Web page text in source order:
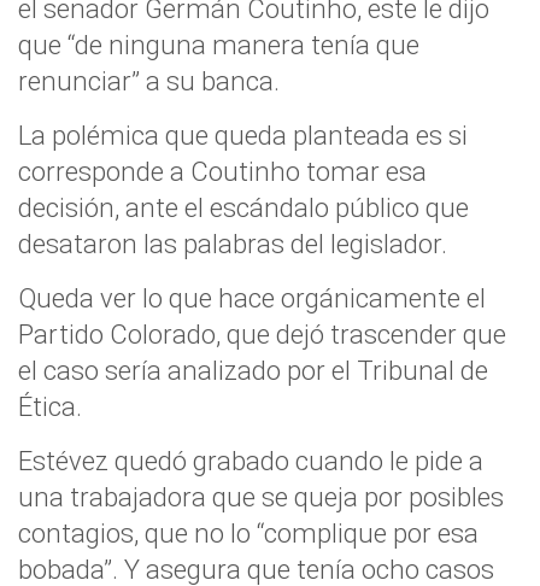
el senador Germán Coutinho, este le dijo
que “de ninguna manera tenía que
renunciar” a su banca.
La polémica que queda planteada es si
corresponde a Coutinho tomar esa
decisión, ante el escándalo público que
desataron las palabras del legislador.
Queda ver lo que hace orgánicamente el
Partido Colorado, que dejó trascender que
el caso sería analizado por el Tribunal de
Ética.
Estévez quedó grabado cuando le pide a
una trabajadora que se queja por posibles
contagios, que no lo “complique por esa
bobada”. Y asegura que tenía ocho casos